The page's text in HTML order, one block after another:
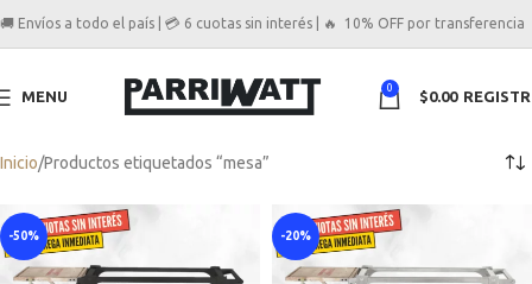
🚚 Envíos a todo el país | 💳 6 cuotas sin interés | 🔥 10% OFF por transferencia
MENU
0
$0.00
Inicio Productos etiquetados “mesa”
-50% -20%